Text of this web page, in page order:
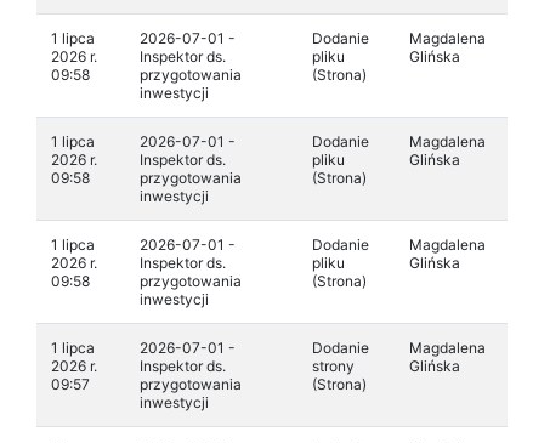
1 lipca
2026 r.
09:58
2026-07-01 -
Inspektor ds.
przygotowania
inwestycji
Dodanie
pliku
(Strona)
Magdalena
Glińska
1 lipca
2026 r.
09:58
2026-07-01 -
Inspektor ds.
przygotowania
inwestycji
Dodanie
pliku
(Strona)
Magdalena
Glińska
1 lipca
2026 r.
09:58
2026-07-01 -
Inspektor ds.
przygotowania
inwestycji
Dodanie
pliku
(Strona)
Magdalena
Glińska
1 lipca
2026 r.
09:57
2026-07-01 -
Inspektor ds.
przygotowania
inwestycji
Dodanie
strony
(Strona)
Magdalena
Glińska